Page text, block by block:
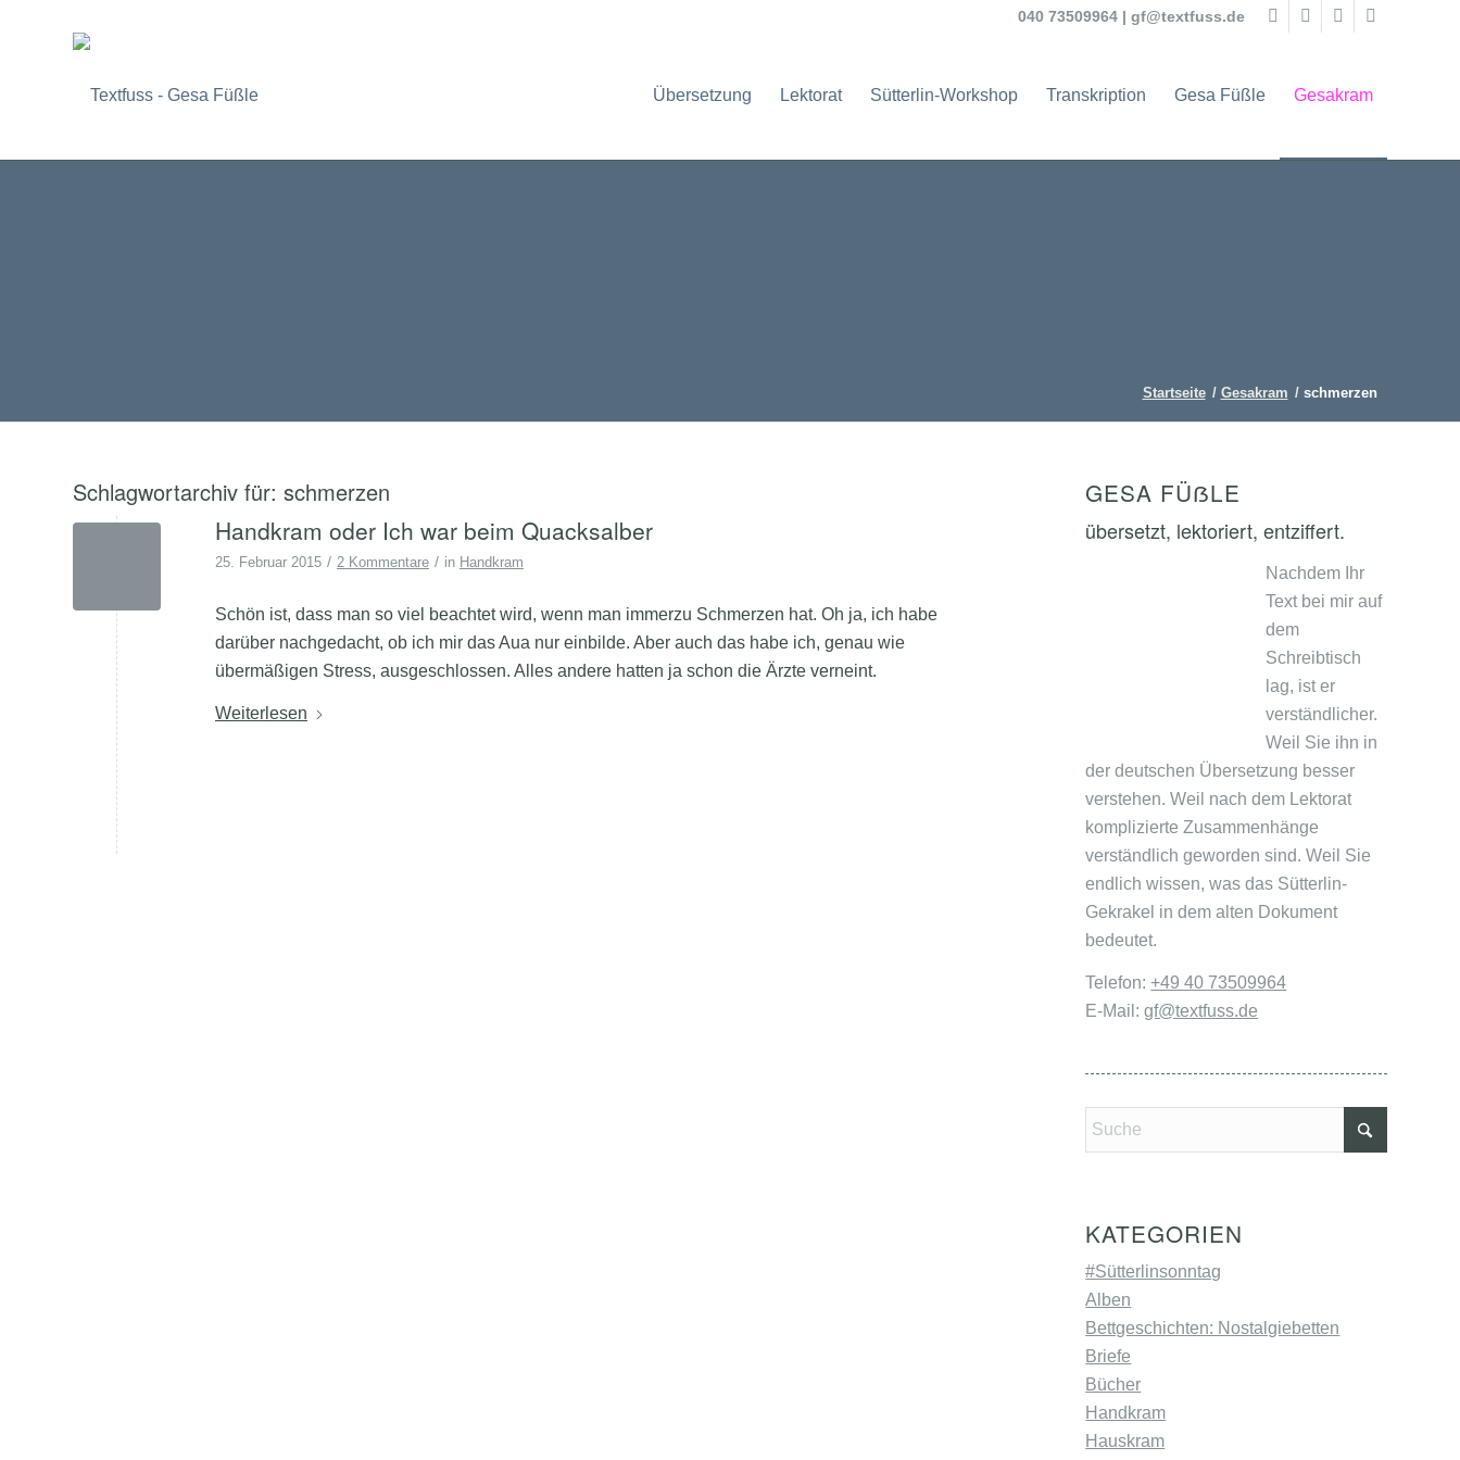
040 73509964 | gf@textfuss.de
Übersetzung Lektorat Sütterlin-Workshop Transkription Gesa Füßle Gesakram
Startseite / Gesakram / schmerzen
Schlagwortarchiv für: schmerzen
Handkram oder Ich war beim Quacksalber
25. Februar 2015 / 2 Kommentare / in Handkram
Schön ist, dass man so viel beachtet wird, wenn man immerzu Schmerzen hat. Oh ja, ich habe
darüber nachgedacht, ob ich mir das Aua nur einbilde. Aber auch das habe ich, genau wie
übermäßigen Stress, ausgeschlossen. Alles andere hatten ja schon die Ärzte verneint.
Weiterlesen
GESA FÜẞLE
übersetzt, lektoriert, entziffert.
Nachdem Ihr
Text bei mir auf
dem
Schreibtisch
lag, ist er
verständlicher.
Weil Sie ihn in
der deutschen Übersetzung besser
verstehen. Weil nach dem Lektorat
komplizierte Zusammenhänge
verständlich geworden sind. Weil Sie
endlich wissen, was das Sütterlin-
Gekrakel in dem alten Dokument
bedeutet.
Telefon:+49 40 73509964
E-Mail:gf@textfuss.de
KATEGORIEN
#Sütterlinsonntag
Alben
Bettgeschichten: Nostalgiebetten
Briefe
Bücher
Handkram
Hauskram